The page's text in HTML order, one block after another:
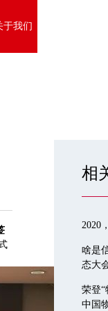
于我们
相
2020
啥是
态大
荣登“
中国